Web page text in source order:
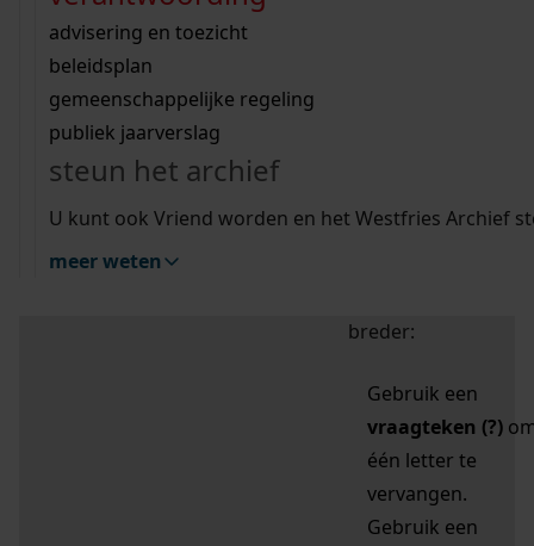
bouwvergunningen
omgevingsvergunningen
vergunningen
beeld en geluid
uitleg nodig?
Wij helpen u op weg met een aantal zoektips.
bekijk alle zoektips
Wij helpen u op weg met een aantal zoektips.
bekijk alle zoektips
bekijk ons geschiedenislokaal
advisering en toezicht
beleidsplan
gemeenschappelijke regeling
publiek jaarverslag
steun het archief
U kunt ook Vriend worden en het Westfries Archief
meer weten
zoektips
Mijn Studiezaal (inloggen)
uw zoekopdracht te
breder:
Gebruik een
vraagteken (?)
één letter te
vervangen.
Gebruik een